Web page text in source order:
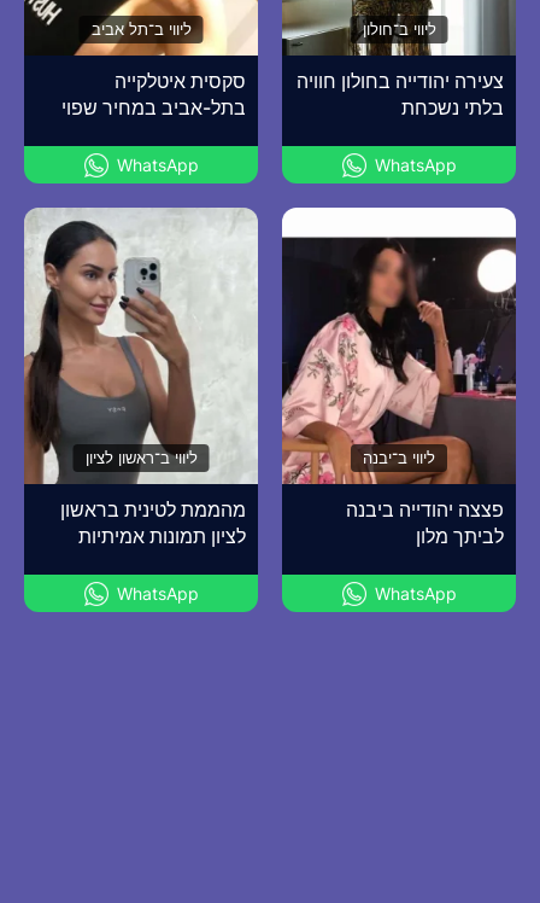
ליווי ב־חולון
צעירה יהודייה בחולון חוויה
בלתי נשכחת
WhatsApp
ליווי ב־תל אביב
סקסית איטלקייה
בתל-אביב במחיר שפוי
WhatsApp
ליווי ב־יבנה
פצצה יהודייה ביבנה
לביתך מלון
WhatsApp
ליווי ב־ראשון לציון
מהממת לטינית בראשון
לציון תמונות אמיתיות
WhatsApp